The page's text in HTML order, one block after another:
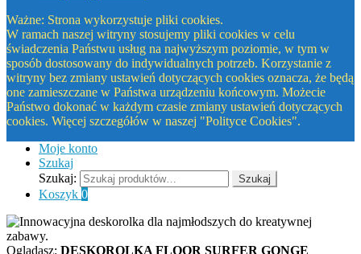
Ważne: Strona wykorzystuje pliki cookies.
W ramach naszej witryny stosujemy pliki cookies w celu
świadczenia Państwu usług na najwyższym poziomie, w tym w
sposób dostosowany do indywidualnych potrzeb. Korzystanie z
witryny bez zmiany ustawień dotyczących cookies oznacza, że będą
one zamieszczane w Państwa urządzeniu końcowym. Możecie
Państwo dokonać w każdym czasie zmiany ustawień dotyczących
cookies. Więcej szczegółów w naszej "Polityce Cookies".
Moje konto
Szukaj
Szukaj:
Szukaj
Koszyk 0
Oglądasz: DESKOROLKA FLOOR SURFER GONGE